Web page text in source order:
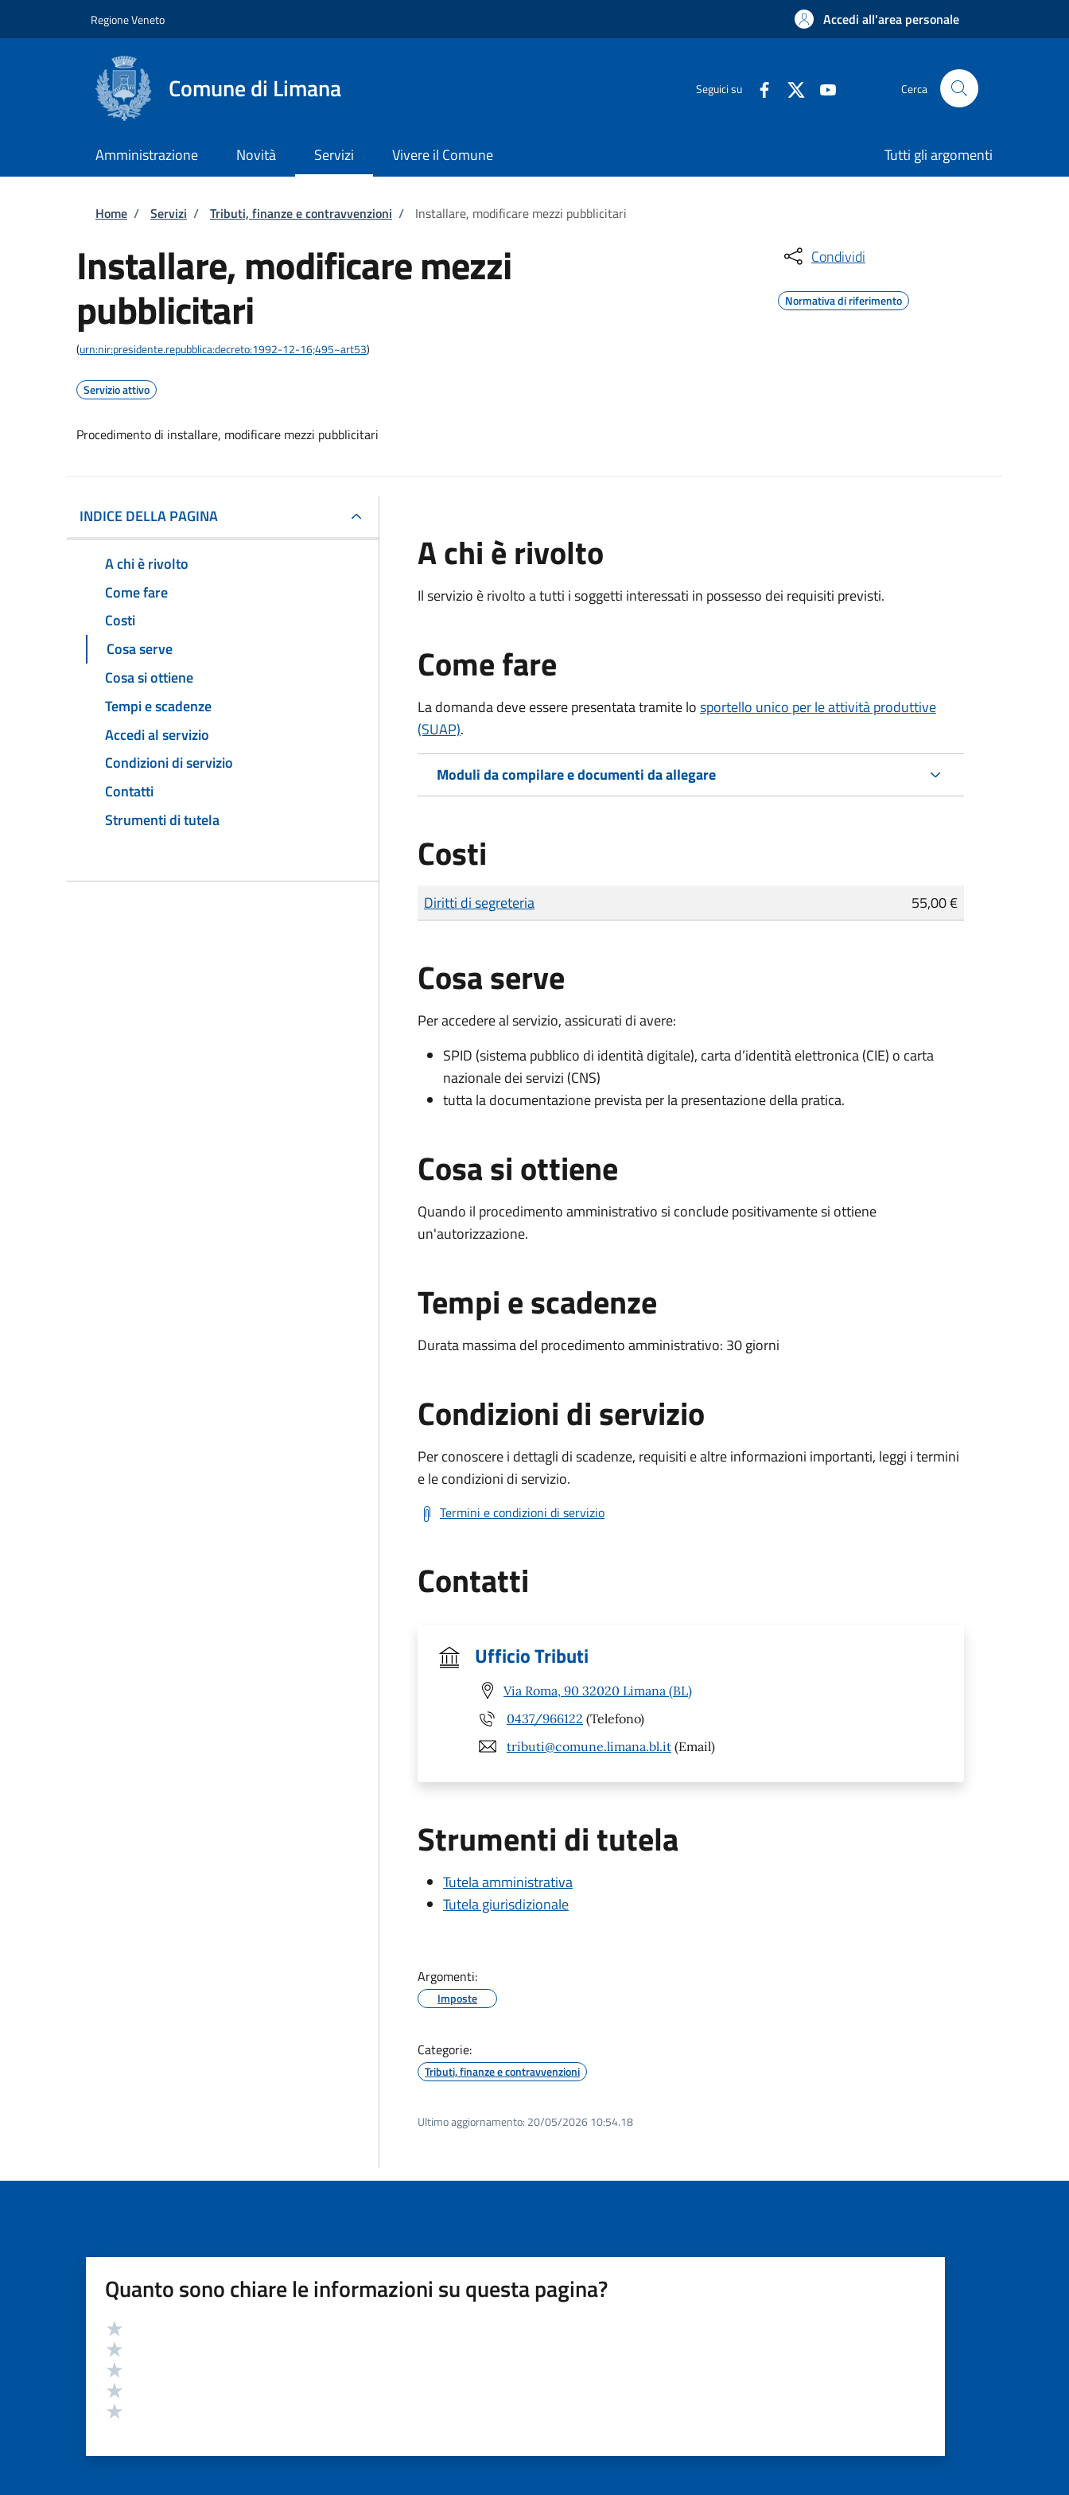
Regione Veneto Accedi all'area personale
Comune di Limana Seguici su Cerca
Amministrazione Novità Servizi Vivere il Comune Tutti gli argomenti
Briciole di pane
Home / Servizi / Tributi, finanze e contravvenzioni / Installare, modificare mezzi pubblicitari
Installare, modificare mezzi
pubblicitari
(urn:nir:presidente.repubblica:decreto:1992-12-16;495~art53)
Servizio attivo
Procedimento di installare, modificare mezzi pubblicitari
Condividi
Normativa di riferimento
INDICE DELLA PAGINA
A chi è rivolto
Come fare
Costi
Cosa serve
Cosa si ottiene
Tempi e scadenze
Accedi al servizio
Condizioni di servizio
Contatti
Strumenti di tutela
A chi è rivolto
Il servizio è rivolto a tutti i soggetti interessati in possesso dei requisiti previsti.
Come fare
La domanda deve essere presentata tramite losportello unico per le attività produttive
(SUAP).
Moduli da compilare e documenti da allegare
Costi
Tipo di pagamento
Importo
Diritti di segreteria 55,00 €
Cosa serve
Per accedere al servizio, assicurati di avere:
SPID (sistema pubblico di identità digitale), carta d’identità elettronica (CIE) o carta
nazionale dei servizi (CNS)
tutta la documentazione prevista per la presentazione della pratica.
Cosa si ottiene
Quando il procedimento amministrativo si conclude positivamente si ottiene
un'autorizzazione.
Tempi e scadenze
Durata massima del procedimento amministrativo: 30 giorni
Condizioni di servizio
Per conoscere i dettagli di scadenze, requisiti e altre informazioni importanti, leggi i termini
e le condizioni di servizio.
Termini e condizioni di servizio
Contatti
Ufficio Tributi
Via Roma, 90 32020 Limana (BL)
0437/966122 (Telefono)
tributi@comune.limana.bl.it (Email)
Strumenti di tutela
Tutela amministrativa
Tutela giurisdizionale
Argomenti:
Imposte
Categorie:
Tributi, finanze e contravvenzioni
Ultimo aggiornamento: 20/05/2026 10:54.18
Quanto sono chiare le informazioni su questa pagina?
Valutazione